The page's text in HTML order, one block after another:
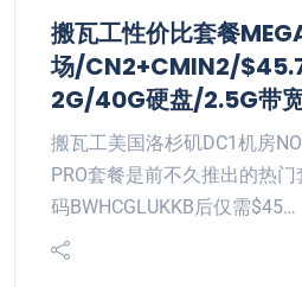
搬瓦工性价比套餐
场/CN2+CMIN2/
2G/40G硬盘/2.5G带
搬瓦工美国洛杉矶DC1机房
PRO套餐是前不久推出的热
码BWHCGLUKKB后仅需$45…